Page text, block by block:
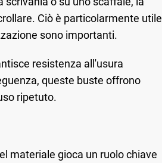
Ciò è particolarmente utile
sono importanti.
resistenza all'usura
queste buste offrono
ripetuto.
materiale gioca un ruolo chiave